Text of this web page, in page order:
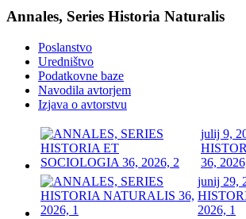
Annales, Series Historia Naturalis
Poslanstvo
Uredništvo
Podatkovne baze
Navodila avtorjem
Izjava o avtorstvu
julij 9,
36,
junij 29,
2026, 1